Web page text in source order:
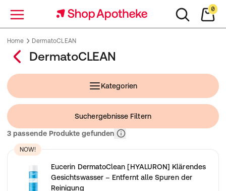
Menü
0
Home DermatoCLEAN
DermatoCLEAN
Kategorien
Suchergebnisse Filtern
3 passende Produkte gefundenRelevanz
NOW!
Eucerin DermatoClean [HYALURON] Klärendes
Gesichtswasser – Entfernt alle Spuren der
Reinigung